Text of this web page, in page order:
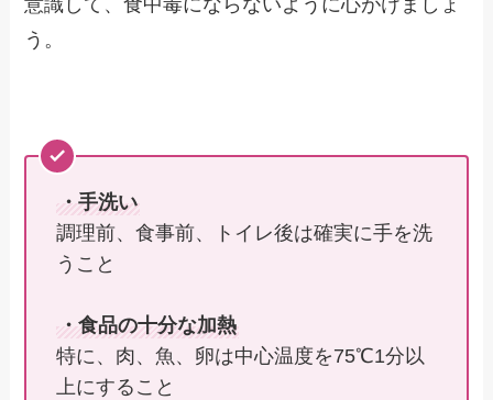
う。
・手洗い
調理前、食事前、トイレ後は確実に手を洗
うこと
・食品の十分な加熱
特に、肉、魚、卵は中心温度を75℃1分以
上にすること